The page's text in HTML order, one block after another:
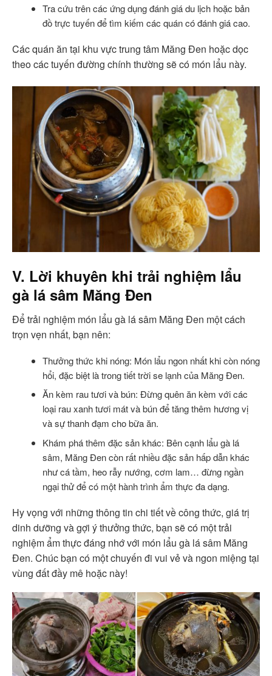
Tra cứu trên các ứng dụng đánh giá du lịch hoặc bản
đồ trực tuyến để tìm kiếm các quán có đánh giá cao.
Các quán ăn tại khu vực trung tâm Măng Đen hoặc dọc
theo các tuyến đường chính thường sẽ có món lẩu này.
V. Lời khuyên khi trải nghiệm lẩu
gà lá sâm Măng Đen
Để trải nghiệm món lẩu gà lá sâm Măng Đen một cách
trọn vẹn nhất, bạn nên:
Thưởng thức khi nóng: Món lẩu ngon nhất khi còn nóng
hổi, đặc biệt là trong tiết trời se lạnh của Măng Đen.
Ăn kèm rau tươi và bún: Đừng quên ăn kèm với các
loại rau xanh tươi mát và bún để tăng thêm hương vị
và sự thanh đạm cho bữa ăn.
Khám phá thêm đặc sản khác: Bên cạnh lẩu gà lá
sâm, Măng Đen còn rất nhiều đặc sản hấp dẫn khác
như cá tầm, heo rẫy nướng, cơm lam… đừng ngần
ngại thử để có một hành trình ẩm thực đa dạng.
Hy vọng với những thông tin chi tiết về công thức, giá trị
dinh dưỡng và gợi ý thưởng thức, bạn sẽ có một trải
nghiệm ẩm thực đáng nhớ với món lẩu gà lá sâm Măng
Đen. Chúc bạn có một chuyến đi vui vẻ và ngon miệng tại
vùng đất đầy mê hoặc này!